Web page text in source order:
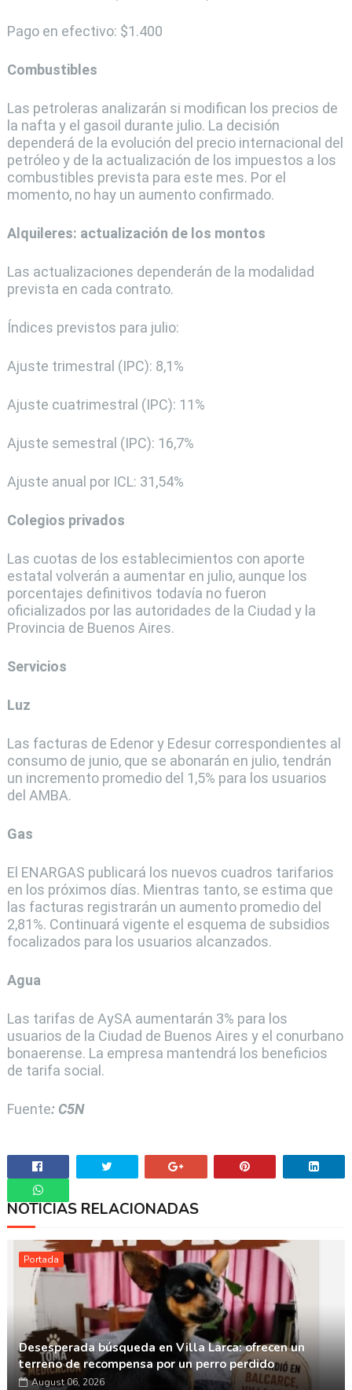
Pago en efectivo: $1.400
Combustibles
Las petroleras analizarán si modifican los precios de
la nafta y el gasoil durante julio. La decisión
dependerá de la evolución del precio internacional del
petróleo y de la actualización de los impuestos a los
combustibles prevista para este mes. Por el
momento, no hay un aumento confirmado.
Alquileres: actualización de los montos
Las actualizaciones dependerán de la modalidad
prevista en cada contrato.
Índices previstos para julio:
Ajuste trimestral (IPC): 8,1%
Ajuste cuatrimestral (IPC): 11%
Ajuste semestral (IPC): 16,7%
Ajuste anual por ICL: 31,54%
Colegios privados
Las cuotas de los establecimientos con aporte
estatal volverán a aumentar en julio, aunque los
porcentajes definitivos todavía no fueron
oficializados por las autoridades de la Ciudad y la
Provincia de Buenos Aires.
Servicios
Luz
Las facturas de Edenor y Edesur correspondientes al
consumo de junio, que se abonarán en julio, tendrán
un incremento promedio del 1,5% para los usuarios
del AMBA.
Gas
El ENARGAS publicará los nuevos cuadros tarifarios
en los próximos días. Mientras tanto, se estima que
las facturas registrarán un aumento promedio del
2,81%. Continuará vigente el esquema de subsidios
focalizados para los usuarios alcanzados.
Agua
Las tarifas de AySA aumentarán 3% para los
usuarios de la Ciudad de Buenos Aires y el conurbano
bonaerense. La empresa mantendrá los beneficios
de tarifa social.
Fuente: C5N
Whatsapp
NOTICIAS RELACIONADAS
Portada
Desesperada búsqueda en Villa Larca: ofrecen un
terreno de recompensa por un perro perdido
August 06, 2026